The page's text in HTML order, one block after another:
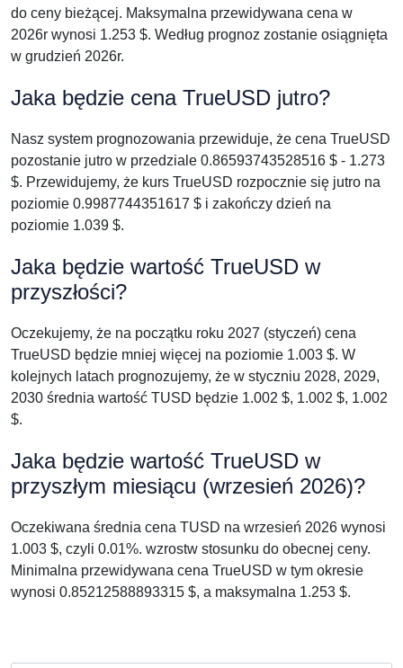
do ceny bieżącej. Maksymalna przewidywana cena w
2026r wynosi 1.253 $. Według prognoz zostanie osiągnięta
w grudzień 2026r.
Jaka będzie cena TrueUSD jutro?
Nasz system prognozowania przewiduje, że cena TrueUSD
pozostanie jutro w przedziale 0.86593743528516 $ - 1.273
$. Przewidujemy, że kurs TrueUSD rozpocznie się jutro na
poziomie 0.9987744351617 $ i zakończy dzień na
poziomie 1.039 $.
Jaka będzie wartość TrueUSD w
przyszłości?
Oczekujemy, że na początku roku 2027 (styczeń) cena
TrueUSD będzie mniej więcej na poziomie 1.003 $. W
kolejnych latach prognozujemy, że w styczniu 2028, 2029,
2030 średnia wartość TUSD będzie 1.002 $, 1.002 $, 1.002
$.
Jaka będzie wartość TrueUSD w
przyszłym miesiącu (wrzesień 2026)?
Oczekiwana średnia cena TUSD na wrzesień 2026 wynosi
1.003 $, czyli 0.01%. wzrostw stosunku do obecnej ceny.
Minimalna przewidywana cena TrueUSD w tym okresie
wynosi 0.85212588893315 $, a maksymalna 1.253 $.